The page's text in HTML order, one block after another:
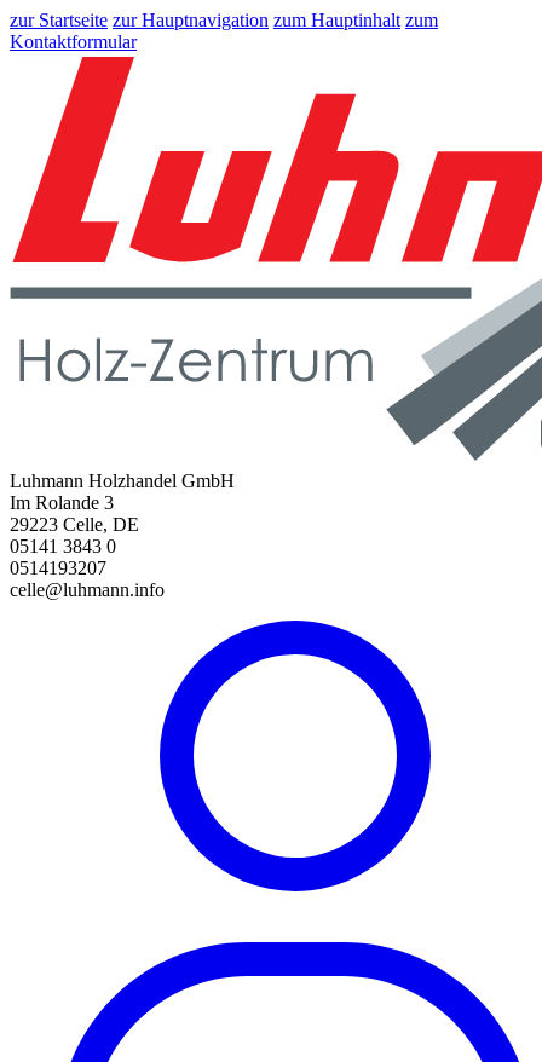
zur Startseite zur Hauptnavigation zum Hauptinhalt zum
Kontaktformular
Luhmann Holzhandel GmbH
Im Rolande 3
29223 Celle, DE
05141 3843 0
0514193207
celle@luhmann.info